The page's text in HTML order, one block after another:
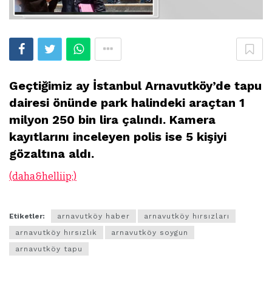
Geçtiğimiz ay İstanbul Arnavutköy’de tapu
dairesi önünde park halindeki araçtan 1
milyon 250 bin lira çalındı. Kamera
kayıtlarını inceleyen polis ise 5 kişiyi
gözaltına aldı.
(daha&helliip;)
Etiketler: arnavutköy haber
arnavutköy hırsızları
arnavutköy hırsızlık
arnavutköy soygun
arnavutköy tapu